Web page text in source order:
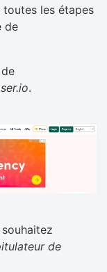
les étapes
de
.
de